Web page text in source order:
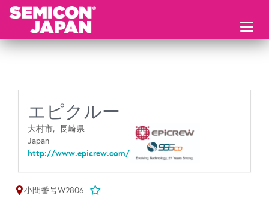
エピクルー
大村市, 長崎県
Japan
http://www.epicrew.com/
小間番号W2806